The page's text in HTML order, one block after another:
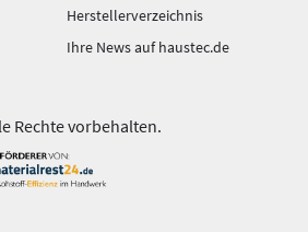
Herstellerverzeichnis
Ihre News auf haustec.de
Rechte vorbehalten.